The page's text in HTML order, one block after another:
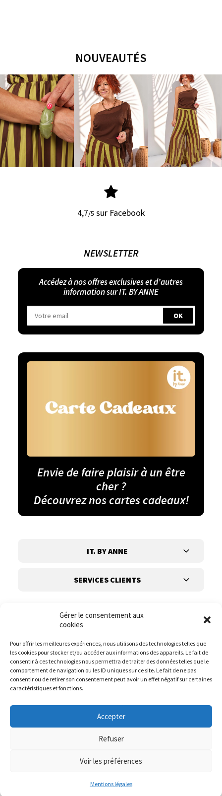
Gérer le consentement aux
cookies
Pour offrir les meilleures expériences, nous utilisons des technologies telles que
les cookies pour stocker et/ou accéder aux informations des appareils. Le fait de
consentir à ces technologies nous permettra de traiter des données telles que le
comportement de navigation ou les ID uniques sur ce site. Le fait de ne pas
consentir ou de retirer son consentement peut avoir un effet négatif sur certaines
caractéristiques et fonctions.
Accepter
Refuser
Voir les préférences
Mentions légales
NOUVEAUTÉS
4,7/5 sur Facebook
NEWSLETTER
Accédez à nos offres exclusives et d’autres
information sur IT. BY ANNE
Envie de faire plaisir à un être
cher ?
Découvrez nos cartes cadeaux!
IT. BY ANNE
SERVICES CLIENTS
Suivez-nous
Website :DIREXION.BE